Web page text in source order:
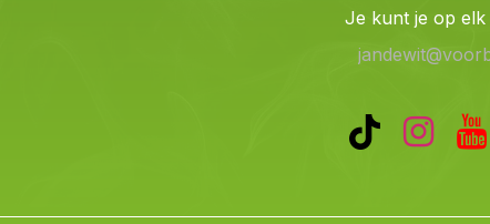
Je kunt je op